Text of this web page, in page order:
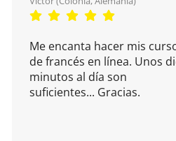
Me encanta hacer mis
de francés en línea. Unos
minutos al día son
suficientes... Gracias.